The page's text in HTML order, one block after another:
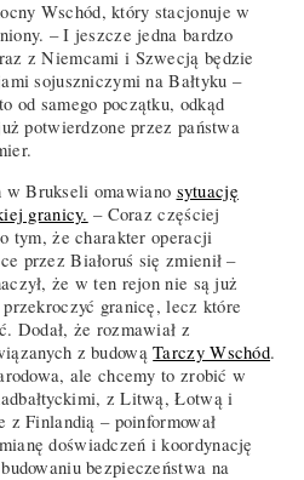
Wschód, który stacjonuje w
– I jeszcze jedna bardzo
z Niemcami i Szwecją będzie
sojuszniczymi na Bałtyku –
od samego początku, odkąd
potwierdzone przez państwa
w Brukseli omawiano sytuację
granicy. – Coraz częściej
tym, że charakter operacji
przez Białoruś się zmienił –
że w ten rejon nie są już
granicę, lecz które
Dodał, że rozmawiał z
z budowąTarczy Wschód.
ale chcemy to zrobić w
z Litwą, Łotwą i
z Finlandią – poinformował
doświadczeń i koordynację
bezpieczeństwa na